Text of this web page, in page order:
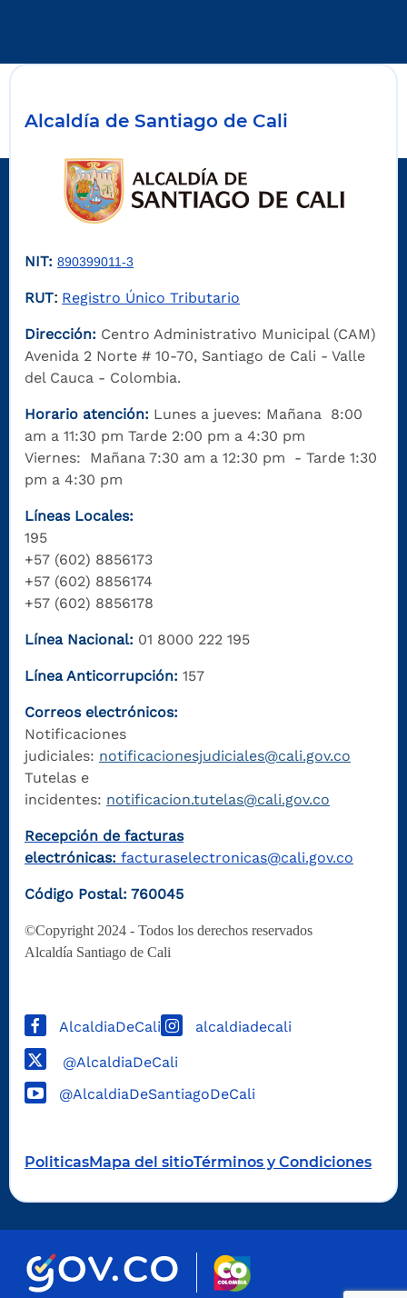
Alcaldía de Santiago de Cali
NIT: 890399011-3
RUT: Registro Único Tributario
Dirección: Centro Administrativo Municipal (CAM)
Avenida 2 Norte # 10-70, Santiago de Cali - Valle
del Cauca - Colombia.
Horario atención: Lunes a jueves: Mañana 8:00
am a 11:30 pm Tarde 2:00 pm a 4:30 pm
Viernes: Mañana 7:30 am a 12:30 pm - Tarde 1:30
pm a 4:30 pm
Líneas Locales:
195
+57 (602) 8856173
+57 (602) 8856174
+57 (602) 8856178
Línea Nacional: 01 8000 222 195
Línea Anticorrupción: 157
Correos electrónicos:
Notificaciones
judiciales: notificacionesjudiciales@cali.gov.co
Tutelas e
incidentes: notificacion.tutelas@cali.gov.co
Recepción de facturas
electrónicas: facturaselectronicas@cali.gov.co
Código Postal: 760045
©Copyright 2024 - Todos los derechos reservados
Alcaldía Santiago de Cali
AlcaldiaDeCali alcaldiadecali
@AlcaldiaDeCali
@AlcaldiaDeSantiagoDeCali
PoliticasMapa del sitioTérminos y Condiciones